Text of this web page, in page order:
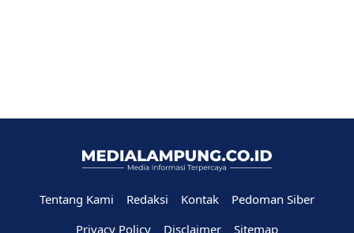
Tentang Kami Redaksi Kontak
Pedoman Siber
Privacy Policy
Disclaimer Sitemap